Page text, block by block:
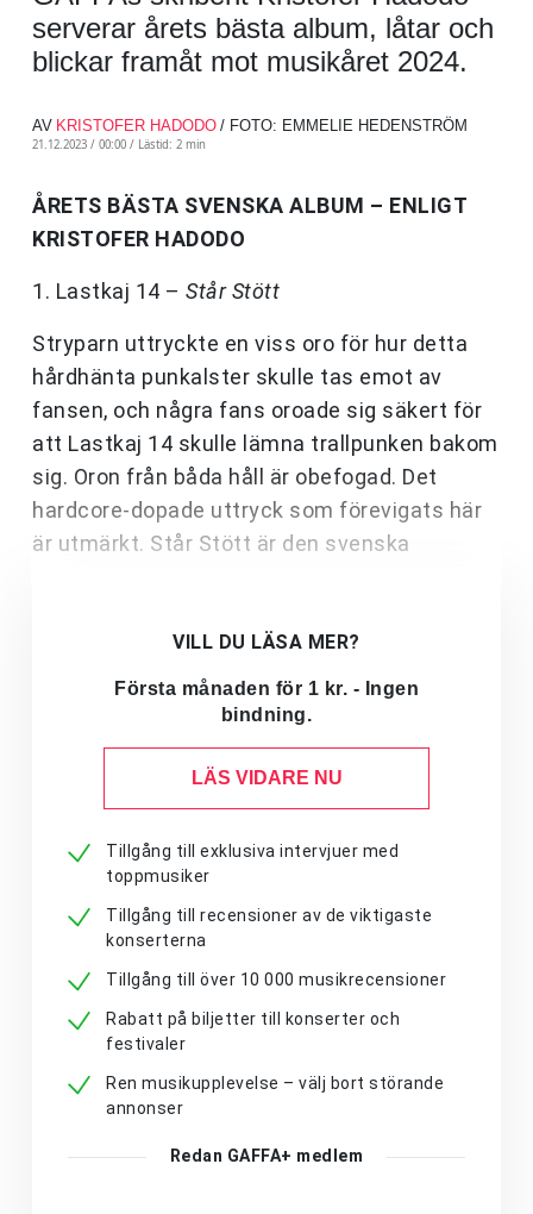
serverar årets bästa album, låtar och
blickar framåt mot musikåret 2024.
AV KRISTOFER HADODO / FOTO: EMMELIE HEDENSTRÖM
21.12.2023 / 00:00 / Lästid: 2 min
ÅRETS BÄSTA SVENSKA ALBUM – ENLIGT
KRISTOFER HADODO
1. Lastkaj 14 – Står Stött
Stryparn uttryckte en viss oro för hur detta
hårdhänta punkalster skulle tas emot av
fansen, och några fans oroade sig säkert för
att Lastkaj 14 skulle lämna trallpunken bakom
sig. Oron från båda håll är obefogad. Det
hardcore-dopade uttryck som förevigats här
är utmärkt. Står Stött är den svenska
VILL DU LÄSA MER?
Första månaden för 1 kr. - Ingen
bindning.
LÄS VIDARE NU
Tillgång till exklusiva intervjuer med
toppmusiker
Tillgång till recensioner av de viktigaste
konserterna
Tillgång till över 10 000 musikrecensioner
Rabatt på biljetter till konserter och
festivaler
Ren musikupplevelse – välj bort störande
annonser
Redan GAFFA+ medlem